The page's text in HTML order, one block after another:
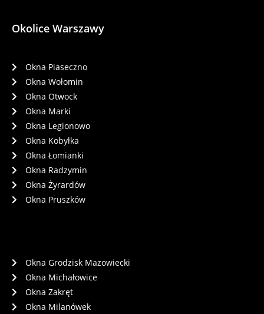
Okolice Warszawy
Okna Piaseczno
Okna Wołomin
Okna Otwock
Okna Marki
Okna Legionowo
Okna Kobyłka
Okna Łomianki
Okna Radzymin
Okna Żyrardów
Okna Pruszków
Okna Grodzisk Mazowiecki
Okna Michałowice
Okna Zakręt
Okna Milanówek